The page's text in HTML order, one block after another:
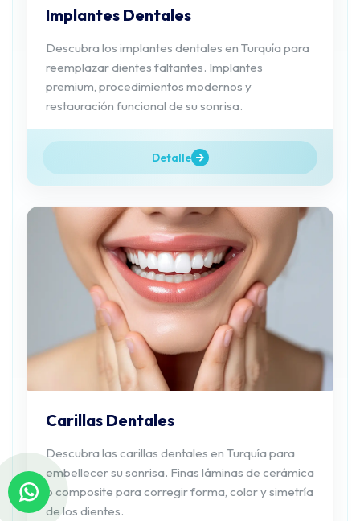
Implantes Dentales
Descubra los implantes dentales en Turquía para
reemplazar dientes faltantes. Implantes
premium, procedimientos modernos y
restauración funcional de su sonrisa.
Detalle
Carillas Dentales
Descubra las carillas dentales en Turquía para
embellecer su sonrisa. Finas láminas de cerámica
o composite para corregir forma, color y simetría
de los dientes.